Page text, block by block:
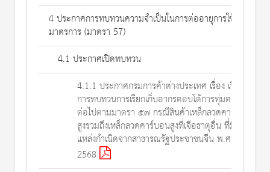
4 ประกาศการทบทวนความจำเป็นในการต่ออายุการใช้
มาตรการ (มาตรา 57)
4.1 ประกาศเปิดทบทวน
4.1.1 ประกาศกรมการค้าต่างประเทศ เรื่อง เปิด
การทบทวนการเรียกเก็บอากรตอบโต้การทุ่มตลาด
ต่อไปตามมาตรา ๕๗ กรณีสินค้าเหล็กลวดคาร์บอน
สูงรวมถึงเหล็กลวดคาร์บอนสูงที่เจือธาตุอื่น ที่มี
แหล่งกำเนิดจากสาธารณรัฐประชาชนจีน พ.ศ.
2568